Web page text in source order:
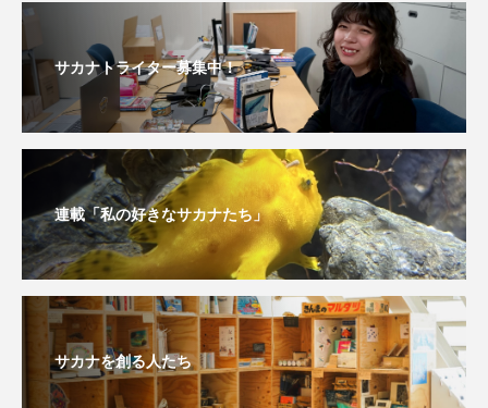
鴨川シーワールド
サカナトライター募集中！
連載「私の好きなサカナたち」
サカナを創る人たち